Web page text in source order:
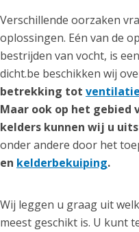
Verschillende oorzaken
oplossingen. Eén van de
bestrijden van vocht, is
dicht.be beschikken wij
betrekking tot
Maar ook op het gebied
kelders kunnen wij u
onder andere door het
en kelderbekuiping.
Wij leggen u graag uit
meest geschikt is. U kunt